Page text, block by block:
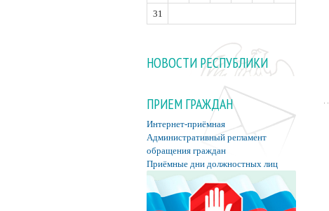
31
НОВОСТИ РЕСПУБЛИКИ
ПРИЕМ ГРАЖДАН
Интернет-приёмная
Административный регламент
обращения граждан
Приёмные дни должностных лиц